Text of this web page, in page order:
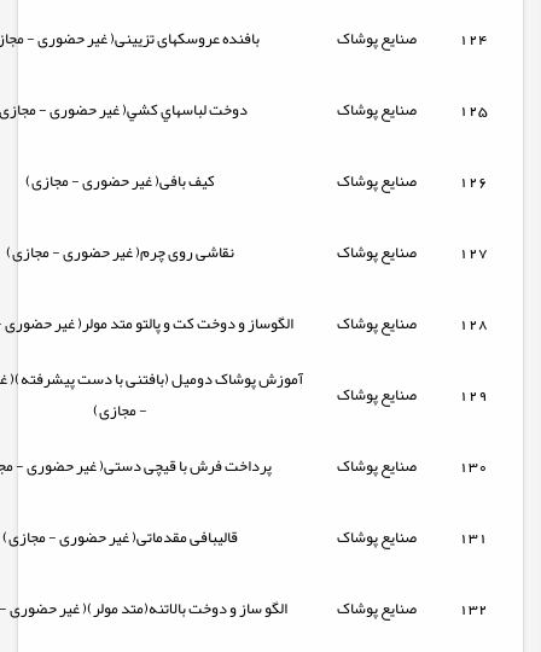
124
صنایع پوشاک بافنده عروسکهای تزیینی( غیر حضوری -
125 صنایع پوشاک دوخت لباسهاي کشي( غیر حضوری -
126 صنایع پوشاک کیف بافی( غیر حضوری - مجازی)
127 صنایع پوشاک نقاشی روی چرم( غیر حضوری - مجازی)
128 صنایع پوشاک الگوساز و دوخت كت و پالتو متد مولر( غیر
129 صنایع پوشاک
آموزش پوشاک دومیل (بافتنی با دست پیشرفته)(
- مجازی)
130
صنایع پوشاک پرداخت فرش با قیچی دستی( غیر حضوری -
131 صنایع پوشاک قالیبافی مقدماتی( غیر حضوری - مجازی)
132 صنایع پوشاک الگو ساز و دوخت بالاتنه(متد مولر)( غیر